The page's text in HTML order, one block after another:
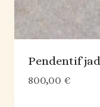
Pendentif
800,00 €